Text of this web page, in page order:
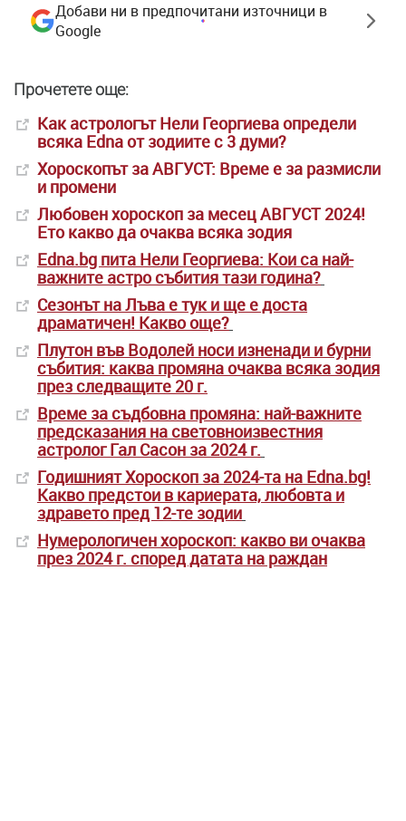
Добави ни в предпочитани източници в
Google
Прочетете още:
Как астрологът Нели Георгиева определи
всяка Edna от зодиите с 3 думи?
Хороскопът за АВГУСТ: Време е за размисли
и промени
Любовен хороскоп за месец АВГУСТ 2024!
Ето какво да очаква всяка зодия
Edna.bg пита Нели Георгиева: Кои са най-
важните астро събития тази година?
Сезонът на Лъва е тук и ще е доста
драматичен! Какво още?
Плутон във Водолей носи изненади и бурни
събития: каква промяна очаква всяка зодия
през следващите 20 г.
Време за съдбовна промяна: най-важните
предсказания на световноизвестния
астролог Гал Сасон за 2024 г.
Годишният Хороскоп за 2024-та на Edna.bg!
Какво предстои в кариерата, любовта и
здравето пред 12-те зодии
Нумерологичен хороскоп: какво ви очаква
през 2024 г. според датата на раждан